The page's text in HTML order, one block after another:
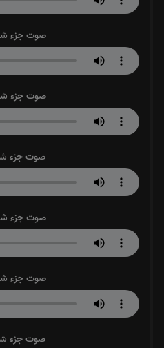
صوت جزء
صوت جزء
صوت جزء
صوت جزء
صوت جزء
صوت جزء